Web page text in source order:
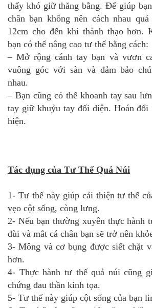
thấy khó giữ thăng bằng. Để giúp
chân bạn không nên cách nhau
12cm cho đến khi thành thạo hơn.
bạn có thể nâng cao tư thế bằng cách:
– Mở rộng cánh tay bạn và vươn
vuông góc với sàn và đảm bảo
nhau.
– Bạn cũng có thể khoanh tay sau
tay giữ khuỷu tay đối diện. Hoán
hiện.
Tác dụng của Tư Thế Quả Núi
1- Tư thế này giúp cải thiện tư thế
vẹo cột sống, còng lưng.
2- Nếu bạn thường xuyên thực hành
đùi và mắt cá chân bạn sẽ trở nên
3- Mông và cơ bụng được siết chặt
hơn.
4- Thực hành tư thế quả núi cũng
chứng đau thần kinh tọa.
5- Tư thế này giúp cột sống của bạn